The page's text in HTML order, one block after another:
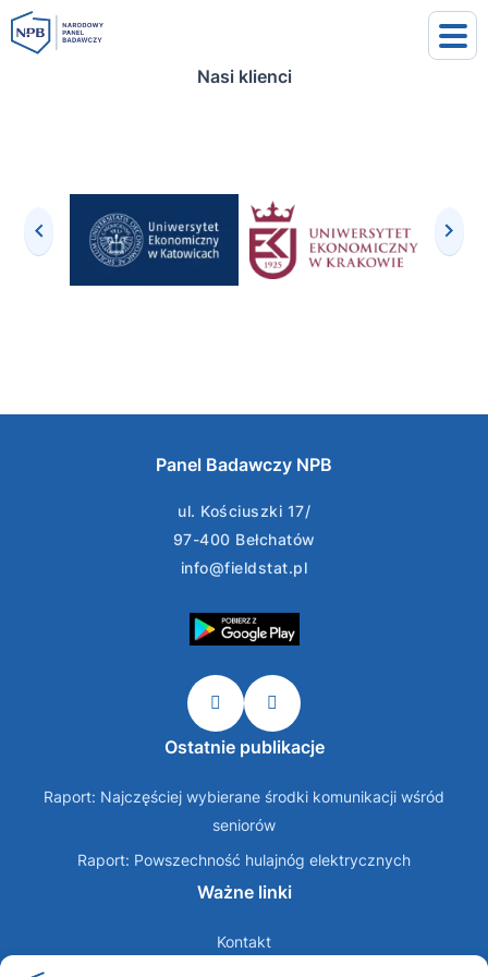
Nasi klienci
Panel Badawczy NPB
ul. Kościuszki 17/
97-400 Bełchatów
info@fieldstat.pl
Ostatnie publikacje
Raport: Najczęściej wybierane środki komunikacji wśród
seniorów
Raport: Powszechność hulajnóg elektrycznych
Ważne linki
Kontakt